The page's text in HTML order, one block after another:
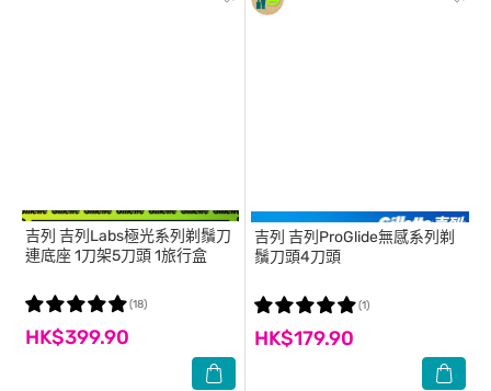
吉列 吉列Labs極光系列剃鬚刀
連底座 1刀架5刀頭 1旅行盒
HK$399.90
(18)
吉列 吉列ProGlide無感系列剃
鬚刀頭4刀頭
HK$179.90
(1)